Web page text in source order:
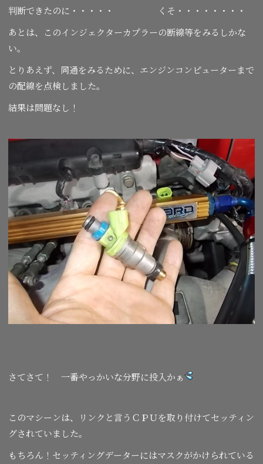
判断できたのに・・・・・ くそ・・・・・・・・
あとは、このインジェクターカプラーの断線等をみるしかな
い。
とりあえず、同通をみるために、エンジンコンピューターまで
の配線を点検しました。
結果は問題なし！
さてさて！ 一番やっかいな分野に投入かぁ
このマシーンは、リンクと言うＣＰＵを取り付けてセッティン
グされていました。
もちろん！セッティングデーターにはマスクがかけられている